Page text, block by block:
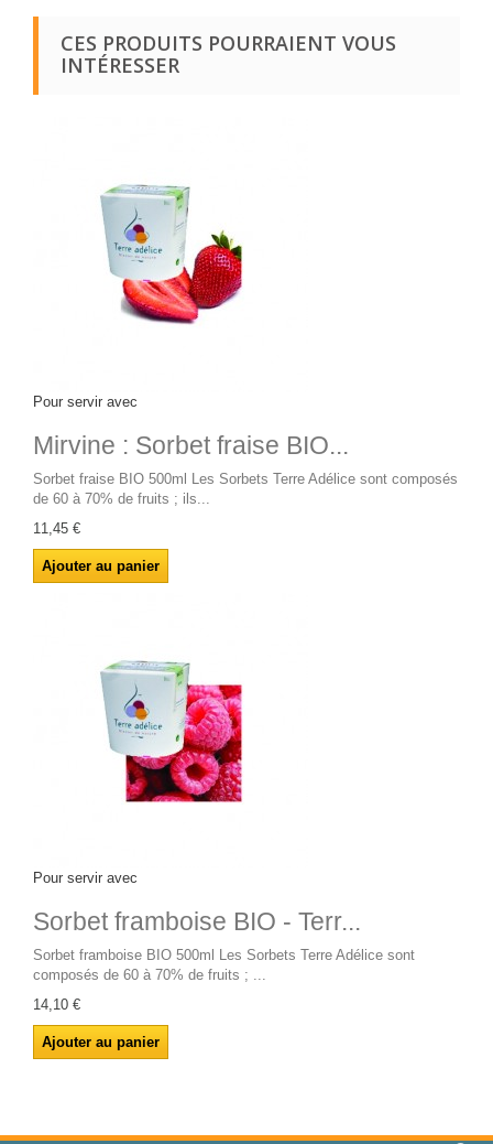
CES PRODUITS POURRAIENT VOUS
INTÉRESSER
Pour servir avec
Mirvine : Sorbet fraise BIO...
Sorbet fraise BIO 500ml Les Sorbets Terre Adélice sont composés
de 60 à 70% de fruits ; ils...
11,45 €
Pour servir avec
Sorbet framboise BIO - Terr...
Sorbet framboise BIO 500ml Les Sorbets Terre Adélice sont
composés de 60 à 70% de fruits ; ...
14,10 €